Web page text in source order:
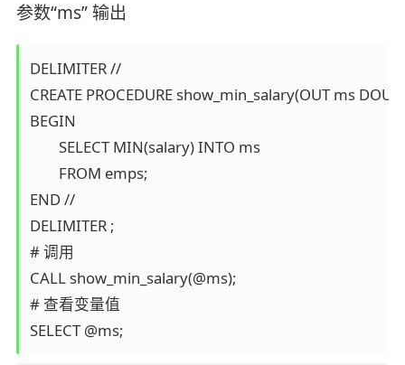
参数“ms” 输出
DELIMITER //
CREATE PROCEDURE show_min_salary(OUT ms
BEGIN
END //
DELIMITER ;
# 调用
CALL show_min_salary(@ms);
# 查看变量值
SELECT @ms;